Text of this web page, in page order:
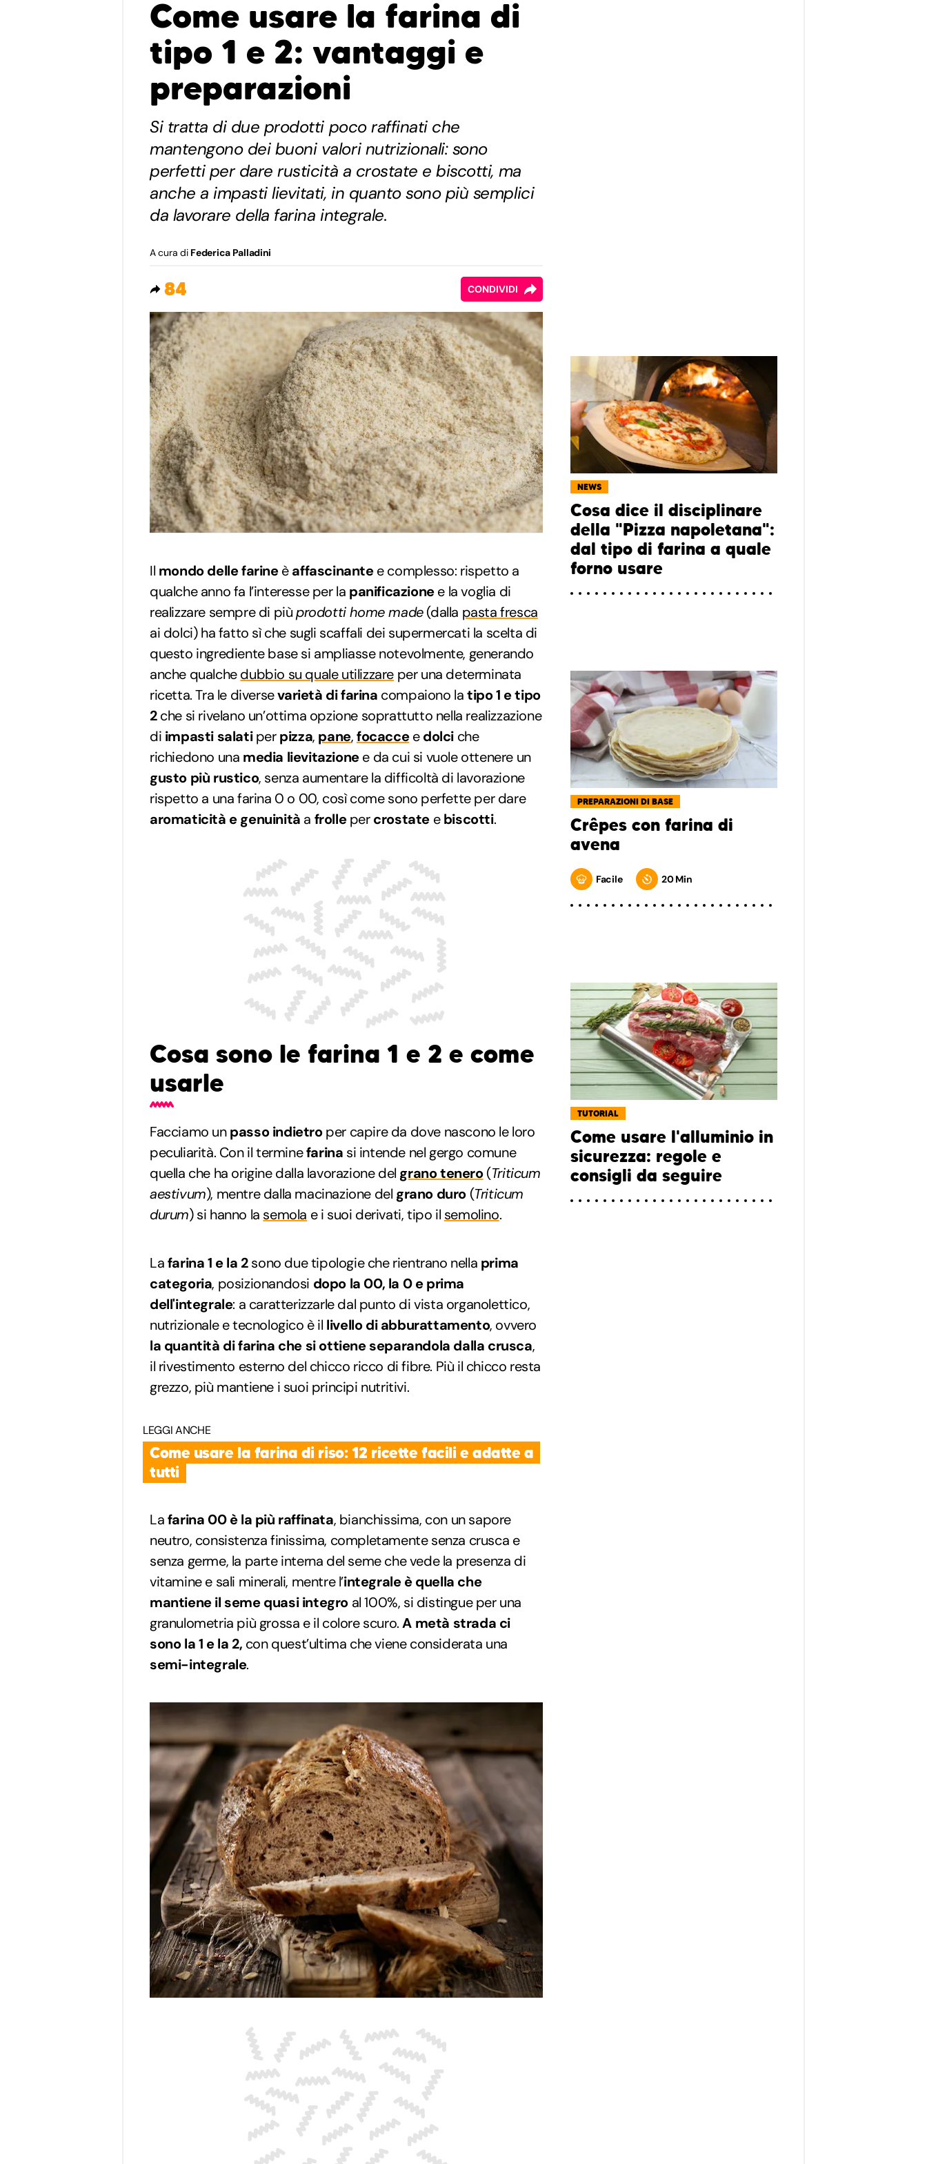
Come usare la farina di
tipo 1 e 2: vantaggi e
preparazioni
Si tratta di due prodotti poco raffinati che
mantengono dei buoni valori nutrizionali: sono
perfetti per dare rusticità a crostate e biscotti, ma
anche a impasti lievitati, in quanto sono più semplici
da lavorare della farina integrale.
A cura di Federica Palladini
84 CONDIVIDI
Il mondo delle farineèaffascinantee complesso: rispetto a
qualche anno fa l’interesse per la panificazionee la voglia di
realizzare sempre di piùprodotti home made(dalla pasta fresca
ai dolci) ha fatto sì che sugli scaffali dei supermercati la scelta di
questo ingrediente base si ampliasse notevolmente, generando
anche qualchedubbio su quale utilizzare per una determinata
ricetta. Tra le diversevarietà di farina compaiono latipo 1 e tipo
2che si rivelano un’ottima opzione soprattutto nella realizzazione
di impasti salatiperpizza, pane,focacce edolci che
richiedono una media lievitazionee da cui si vuole ottenere un
gusto più rustico, senza aumentare la difficoltà di lavorazione
rispetto a una farina 0 o 00, così come sono perfette per dare
aromaticità e genuinità a frollepercrostate ebiscotti.
Cosa sono le farina 1 e 2 e come
usarle
Facciamo unpasso indietroper capire da dove nascono le loro
peculiarità. Con il terminefarina si intende nel gergo comune
quella che ha origine dalla lavorazione del grano tenero (Triticum
aestivum), mentre dalla macinazione del grano duro (Triticum
durum) si hanno la semola e i suoi derivati, tipo il semolino.
Lafarina 1 e la 2sono due tipologie che rientrano nella prima
categoria, posizionandosi dopo la 00, la 0 e prima
dell'integrale: a caratterizzarle dal punto di vista organolettico,
nutrizionale e tecnologico è il livello di abburattamento, ovvero
la quantità di farina che si ottiene separandola dalla crusca,
il rivestimento esterno del chicco ricco di fibre. Più il chicco resta
grezzo, più mantiene i suoi principi nutritivi.
LEGGI ANCHE
Come usare la farina di riso: 12 ricette facili e adatte a
tutti
Lafarina 00 è la più raffinata, bianchissima, con un sapore
neutro, consistenza finissima, completamente senza crusca e
senza germe, la parte interna del seme che vede la presenza di
vitamine e sali minerali, mentre l’integrale è quella che
mantiene il seme quasi integro al 100%, si distingue per una
granulometria più grossa e il colore scuro.A metà strada ci
sono la 1 e la 2, con quest’ultima che viene considerata una
semi-integrale.
NEWS
Cosa dice il disciplinare
della "Pizza napoletana":
dal tipo di farina a quale
forno usare
PREPARAZIONI DI BASE
Crêpes con farina di
avena
Facile 20 Min
TUTORIAL
Come usare l'alluminio in
sicurezza: regole e
consigli da seguire